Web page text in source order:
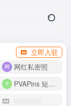
立即入驻
网红私密照
PVAPins 短信接码平台